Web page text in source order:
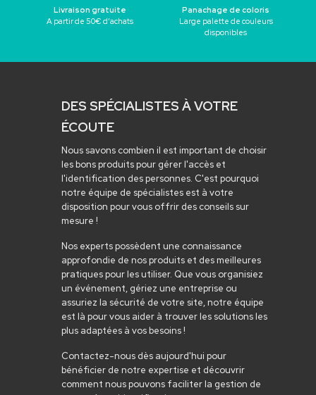
Livraison gratuite
A partir de 50€ d’achats
Panachage de coloris
Large palette de couleurs
disponibles
DES SPÉCIALISTES À VOTRE
ÉCOUTE
Nous savons combien il est important de choisir
les bons produits pour gérer l'accès et
l'identification des personnes. C'est pourquoi
notre équipe de spécialistes est à votre
disposition pour vous offrir des conseils sur
mesure !
Nos experts possèdent une connaissance
approfondie de nos produits et des meilleures
pratiques pour les utiliser. Que vous organisiez
un événement, gériez une entreprise ou
assuriez la sécurité de votre site, notre équipe
est là pour vous aider à trouver les solutions les
plus adaptées à vos besoins !
Contactez-nous dès aujourd'hui pour
bénéficier de notre expertise et découvrir
comment nous pouvons faciliter la gestion de